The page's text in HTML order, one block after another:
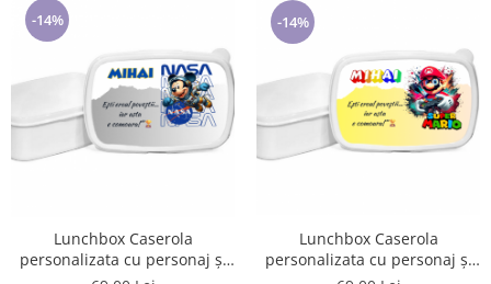
-14%
Lunchbox Caserola
personalizata cu personaj și
nume pentru sandwich SN209
-14%
Lunchbox Caserola
personalizata cu personaj și
nume pentru sandwich